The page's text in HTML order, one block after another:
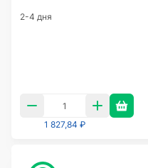
2-4 дня
1 827,84 ₽